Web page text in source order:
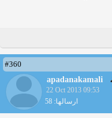
#360
apadanakamali
22 Oct 2013 09:53
ارسالها: 58